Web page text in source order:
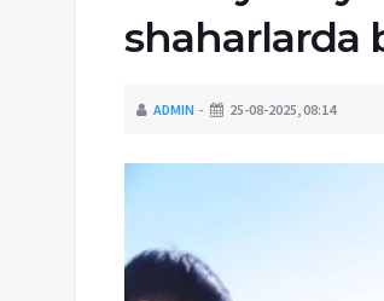
shaharlarda
ADMIN 25-08-2025, 08:14